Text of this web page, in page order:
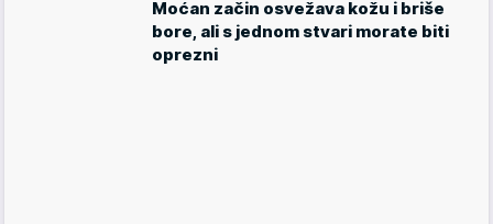
Moćan začin osvežava kožu i briše
bore, ali s jednom stvari morate biti
oprezni